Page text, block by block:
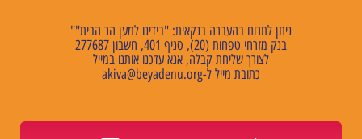
ניתן לתרום בהעברה בנקאית: "בידינו למען הר הבית""
בנק מזרחי טפחות (20), סניף 401, חשבון 277687
לצורך שליחת קבלה, אנא עדכנו אותנו במייל
כתובת מייל ל-akiva@beyadenu.org